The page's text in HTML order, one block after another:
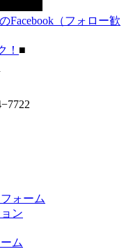
Facebook（フォロー歓
！ ■
ォーム
ン
ム